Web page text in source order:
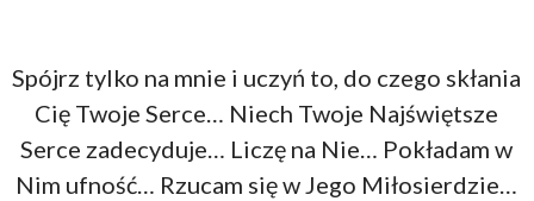
Spójrz tylko na mnie i uczyń to, do czego skłania
Cię Twoje Serce… Niech Twoje Najświętsze
Serce zadecyduje… Liczę na Nie… Pokładam w
Nim ufność… Rzucam się w Jego Miłosierdzie…